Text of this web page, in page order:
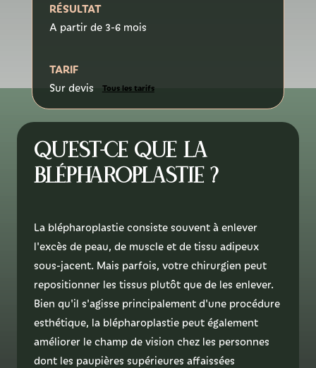
RÉSULTAT
A partir de 3-6 mois
TARIF
Sur devis Tous les tarifs
Qu'est-ce que la
blépharoplastie ?
La blépharoplastie consiste souvent à enlever
l'excès de peau, de muscle et de tissu adipeux
sous-jacent. Mais parfois, votre chirurgien peut
repositionner les tissus plutôt que de les enlever.
Bien qu'il s'agisse principalement d'une procédure
esthétique, la blépharoplastie peut également
améliorer le champ de vision chez les personnes
dont les paupières supérieures affaissées